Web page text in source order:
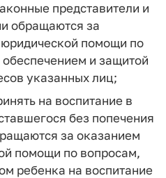
представители и
обращаются за
помощи по
и защитой
указанных лиц;
на воспитание в
без попечения
за оказанием
помощи по вопросам,
ребенка на воспитание